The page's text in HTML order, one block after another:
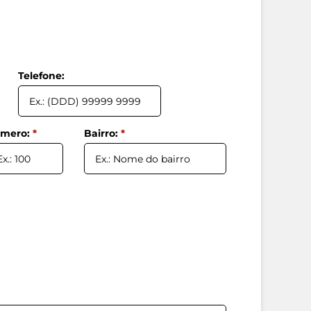
Telefone:
* Bairro: *